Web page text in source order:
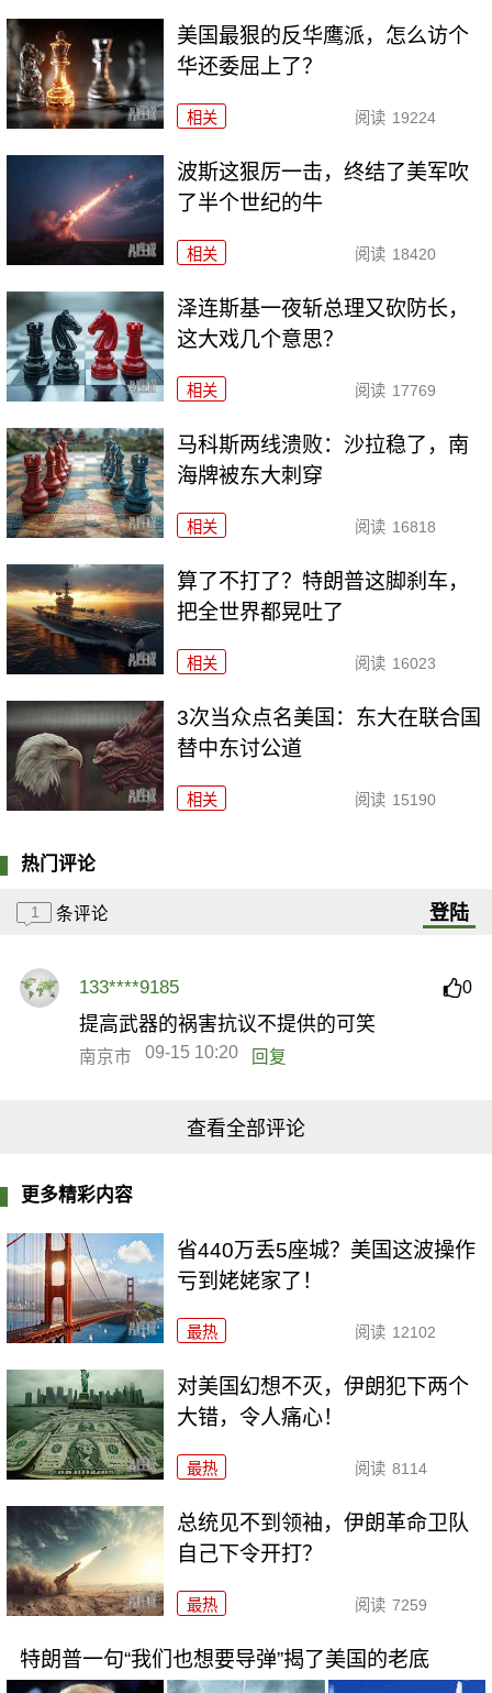
美国最狠的反华鹰派，怎么访个
华还委屈上了？
相关 阅读 19224
波斯这狠厉一击，终结了美军吹
了半个世纪的牛
相关 阅读 18420
泽连斯基一夜斩总理又砍防长，
这大戏几个意思？
相关 阅读 17769
马科斯两线溃败：沙拉稳了，南
海牌被东大刺穿
相关 阅读 16818
算了不打了？特朗普这脚刹车，
把全世界都晃吐了
相关 阅读 16023
3次当众点名美国：东大在联合国
替中东讨公道
相关 阅读 15190
热门评论
1 条评论 登陆
133****9185 0
提高武器的祸害抗议不提供的可笑
南京市 09-15 10:20 回复
查看全部评论
更多精彩内容
省440万丢5座城？美国这波操作
亏到姥姥家了！
最热 阅读 12102
对美国幻想不灭，伊朗犯下两个
大错，令人痛心！
最热 阅读 8114
总统见不到领袖，伊朗革命卫队
自己下令开打？
最热 阅读 7259
特朗普一句“我们也想要导弹”揭了美国的老底